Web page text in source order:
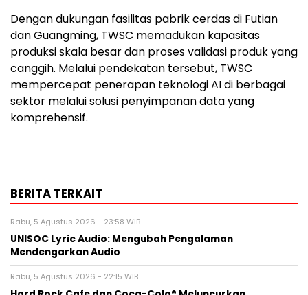
Dengan dukungan fasilitas pabrik cerdas di Futian
dan Guangming, TWSC memadukan kapasitas
produksi skala besar dan proses validasi produk yang
canggih. Melalui pendekatan tersebut, TWSC
mempercepat penerapan teknologi AI di berbagai
sektor melalui solusi penyimpanan data yang
komprehensif.
BERITA TERKAIT
Rabu, 5 Agustus 2026 - 23:58 WIB
UNISOC Lyric Audio: Mengubah Pengalaman
Mendengarkan Audio
Rabu, 5 Agustus 2026 - 22:15 WIB